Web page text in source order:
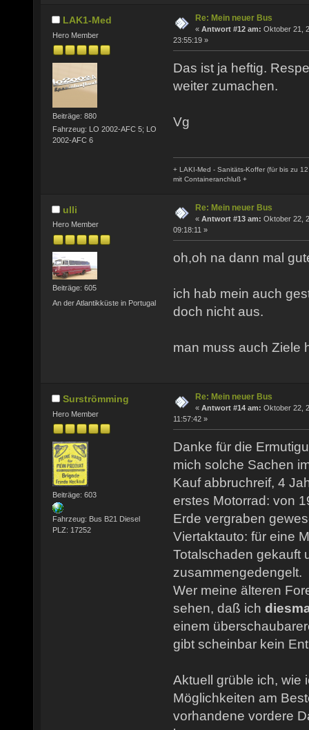
LAK1-Med
Hero Member
Beiträge: 880
Fahrzeug: LO 2002-AFC 5; LO
2002-AFC 6
Re: Mein neuer Bus
« Antwort #12 am: Oktober 21,
23:55:19 »
Das ist ja heftig.
weiter zumachen.
Vg
+ LAKI-Med - Sanitäts-Koffer (für bis zu
mit Containeranchluß +
ulli
Hero Member
Beiträge: 605
An der Atlantikküste in Portugal
Re: Mein neuer Bus
« Antwort #13 am: Oktober 22,
09:18:11 »
oh,oh na dann mal
ich hab mein auch
doch nicht aus.
man muss auch Ziele
Surströmming
Hero Member
Beiträge: 603
Fahrzeug: Bus B21 Diesel
PLZ: 17252
Re: Mein neuer Bus
« Antwort #14 am: Oktober 22,
11:57:42 »
Danke für die
mich solche Sachen
Kauf abbruchreif, 4
erstes Motorrad: von
Erde vergraben
Viertaktauto: für eine
Totalschaden gekauft
zusammengedengelt.
Wer meine älteren
sehen, daß ich
einem
gibt scheinbar kein
Aktuell grüble ich, wie
Möglichkeiten am
vorhandene vordere